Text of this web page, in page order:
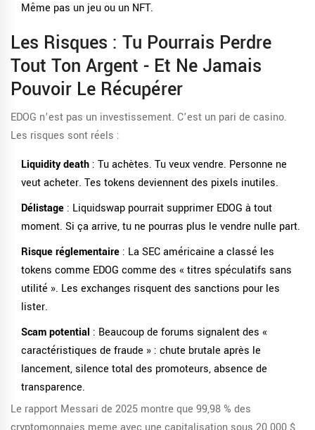
Même pas un jeu ou un NFT.
Les Risques : Tu Pourrais Perdre
Tout Ton Argent - Et Ne Jamais
Pouvoir Le Récupérer
EDOG n’est pas un investissement. C’est un pari de casino.
Les risques sont réels :
Liquidity death : Tu achètes. Tu veux vendre. Personne ne
veut acheter. Tes tokens deviennent des pixels inutiles.
Délistage : Liquidswap pourrait supprimer EDOG à tout
moment. Si ça arrive, tu ne pourras plus le vendre nulle part.
Risque réglementaire : La SEC américaine a classé les
tokens comme EDOG comme des « titres spéculatifs sans
utilité ». Les exchanges risquent des sanctions pour les
lister.
Scam potential : Beaucoup de forums signalent des «
caractéristiques de fraude » : chute brutale après le
lancement, silence total des promoteurs, absence de
transparence.
Le rapport Messari de 2025 montre que 99,98 % des